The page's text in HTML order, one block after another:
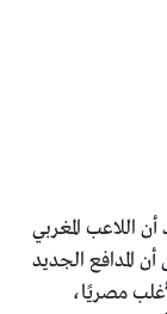
اللاعب المغربي
المدافع الجديد
مصريًا،